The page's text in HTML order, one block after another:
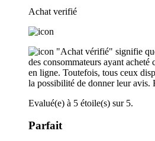
Achat verifié
"Achat vérifié" signifie
des consommateurs ayant
en ligne. Toutefois, tous ceux
la possibilité de donner leur avis.
Evalué(e) à 5 étoile(s) sur 5.
Parfait